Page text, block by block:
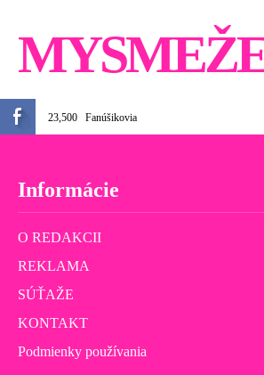
23,500 Fanúšikovia
Informácie
O REDAKCII
REKLAMA
SÚŤAŽE
KONTAKT
Podmienky používania